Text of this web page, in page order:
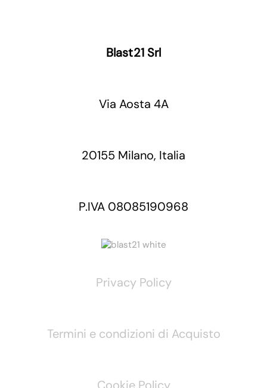
Blast21 Srl
Via Aosta 4A
20155 Milano, Italia
P.IVA 08085190968
Privacy Policy
Termini e condizioni di Acquisto
Cookie Policy